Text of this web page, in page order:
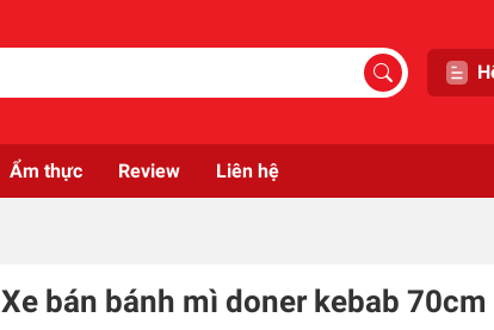
Ẩm thực Review Liên hệ
Xe bán bánh mì doner kebab 70cm